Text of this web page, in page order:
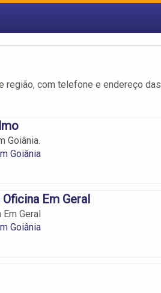
região, com telefone e endereço das
Goiânia.
Goiânia
Em Geral
Geral
Goiânia